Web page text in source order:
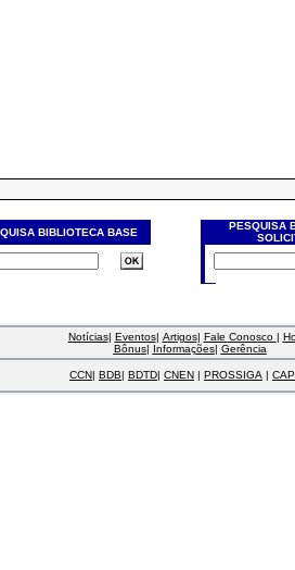
BIBLIOTECA BASE
PESQUISA
Notícias| Eventos| Artigos| Fale Conosco |
Bônus| Informações| Gerência
CCN| BDB| BDTD| CNEN | PROSSIGA |